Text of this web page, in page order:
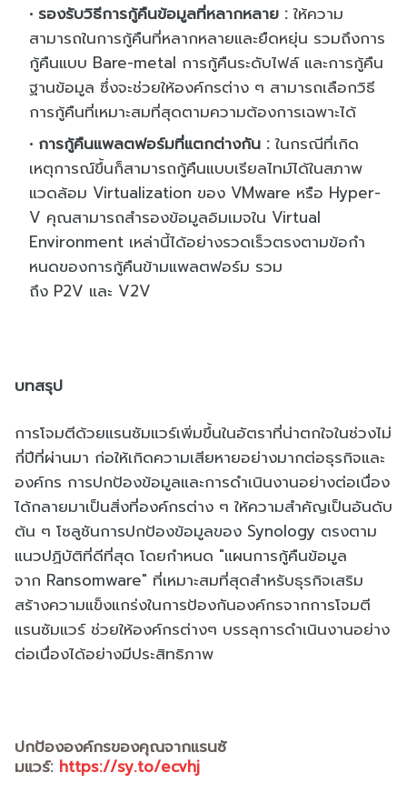
รองรับวิธีการกู้คืนข้อมูลที่หลากหลาย : ให้ความ
สามารถในการกู้คืนที่หลากหลายและยืดหยุ่น รวมถึงการ
กู้คืนแบบ Bare-metal การกู้คืนระดับไฟล์ และการกู้คืน
ฐานข้อมูล ซึ่งจะช่วยให้องค์กรต่าง ๆ สามารถเลือกวิธี
การกู้คืนที่เหมาะสมที่สุดตามความต้องการเฉพาะได้
การกู้คืนแพลตฟอร์มที่แตกต่างกัน :ในกรณีที่เกิด
เหตุการณ์ขึ้นก็สามารถกู้คืนแบบเรียลไทม์ได้ในสภาพ
แวดล้อม Virtualization ของ VMware หรือ Hyper-
V คุณสามารถสำรองข้อมูลอิมเมจใน Virtual
Environment เหล่านี้ได้อย่างรวดเร็วตรงตามข้อกำ
หนดของการกู้คืนข้ามแพลตฟอร์ม รวม
ถึง P2V และ V2V
บทสรุป
การโจมตีด้วยแรนซัมแวร์เพิ่มขึ้นในอัตราที่น่าตกใจในช่วงไม่
กี่ปีที่ผ่านมา ก่อให้เกิดความเสียหายอย่างมากต่อธุรกิจและ
องค์กร การปกป้องข้อมูลและการดำเนินงานอย่างต่อเนื่อง
ได้กลายมาเป็นสิ่งที่องค์กรต่าง ๆ ให้ความสำคัญเป็นอันดับ
ต้น ๆ โซลูชันการปกป้องข้อมูลของ Synology ตรงตาม
แนวปฏิบัติที่ดีที่สุด โดยกำหนด "แผนการกู้คืนข้อมูล
จาก Ransomware" ที่เหมาะสมที่สุดสำหรับธุรกิจเสริม
สร้างความแข็งแกร่งในการป้องกันองค์กรจากการโจมตี
แรนซัมแวร์ ช่วยให้องค์กรต่างๆ บรรลุการดำเนินงานอย่าง
ต่อเนื่องได้อย่างมีประสิทธิภาพ
ปกป้ององค์กรของคุณจากแรนซั
มแวร์: https://sy.to/ecvhj